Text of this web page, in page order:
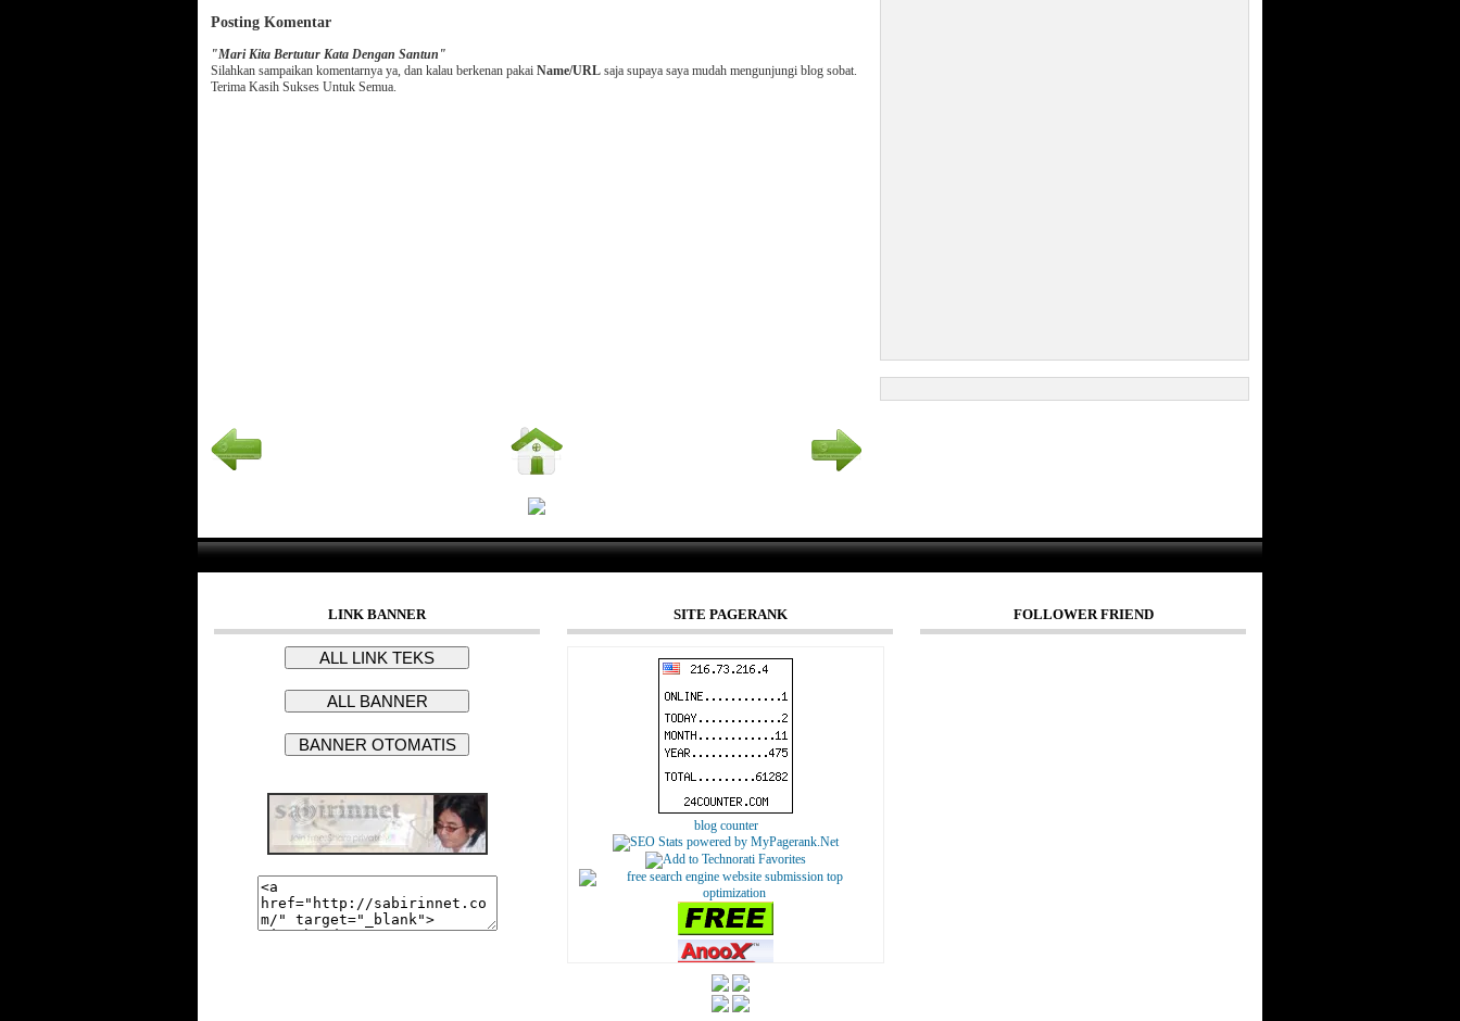
Posting Komentar
"Mari Kita Bertutur Kata Dengan Santun"
Silahkan sampaikan komentarnya ya, dan kalau berkenan pakai Name/URL saja supaya saya mudah mengunjungi blog sobat.
Terima Kasih Sukses Untuk Semua.
LINK BANNER SITE PAGERANK
blog counter
FOLLOWER FRIEND